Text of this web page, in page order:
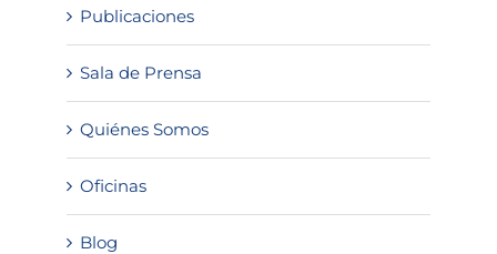
Publicaciones
Sala de Prensa
Quiénes Somos
Oficinas
Blog